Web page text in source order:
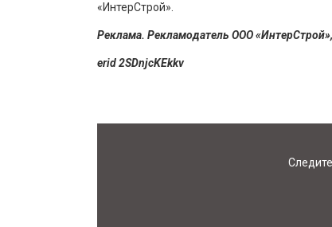
«ИнтерСтрой».
Реклама. Рекламодатель ООО
erid 2SDnjcKEkkv